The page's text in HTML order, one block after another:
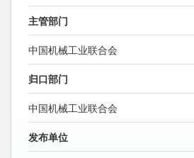
主管部门
中国机械工业联合会
归口部门
中国机械工业联合会
发布单位